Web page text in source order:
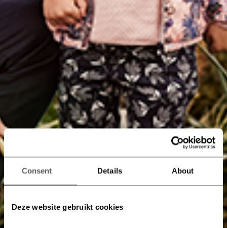
Consent Details About
Deze website gebruikt cookies